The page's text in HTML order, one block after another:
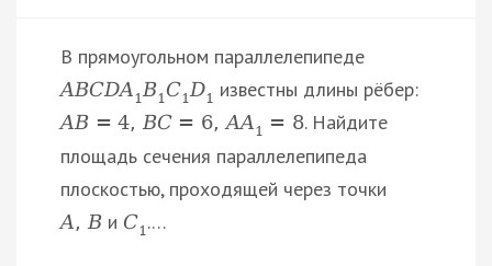
В прямоугольном параллелепипеде
ABCDA 1B1C1D1 известны длины рёбер:
AB = 4, BC = 6, AA 1 = 8. Найдите
площадь сечения параллелепипеда
плоскостью, проходящей через точки
A, Bи C1 .…